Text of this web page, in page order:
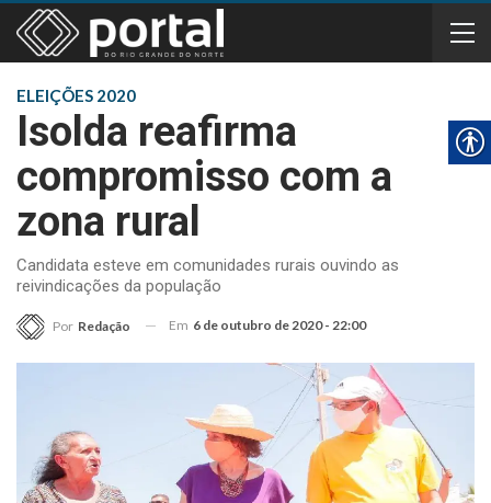
ELEIÇÕES 2020
Isolda reafirma
compromisso com a
zona rural
Candidata esteve em comunidades rurais ouvindo as
reivindicações da população
Por Redação Em 6 de outubro de 2020 - 22:00